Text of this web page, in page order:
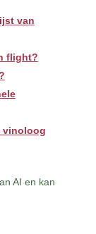
van
flight?
vinoloog
AI en kan